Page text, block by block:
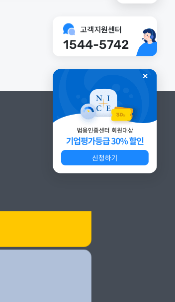
고객지원센터
1544-5742
✕